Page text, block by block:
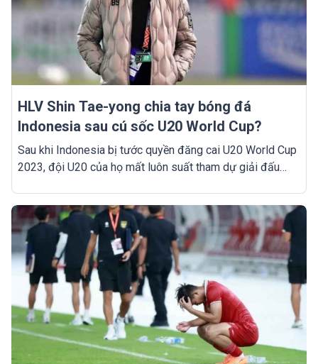
HLV Shin Tae-yong chia tay bóng đá
Indonesia sau cú sốc U20 World Cup?
Sau khi Indonesia bị tước quyền đăng cai U20 World Cup
2023, đội U20 của họ mất luôn suất tham dự giải đấu